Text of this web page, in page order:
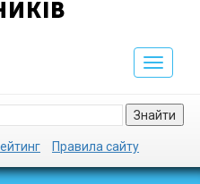
Toggle
Знайти
Правила сайту